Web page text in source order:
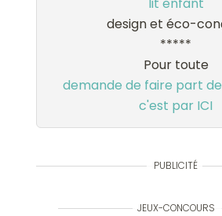
design et éco-
*****
Pour toute
demande de faire part
c'est par ICI
PUBLICITÉ
JEUX-CONCOURS